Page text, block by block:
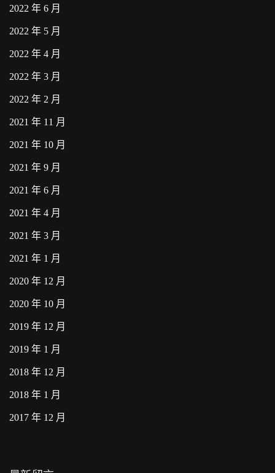
2022 年 6 月
2022 年 5 月
2022 年 4 月
2022 年 3 月
2022 年 2 月
2021 年 11 月
2021 年 10 月
2021 年 9 月
2021 年 6 月
2021 年 4 月
2021 年 3 月
2021 年 1 月
2020 年 12 月
2020 年 10 月
2019 年 12 月
2019 年 1 月
2018 年 12 月
2018 年 1 月
2017 年 12 月